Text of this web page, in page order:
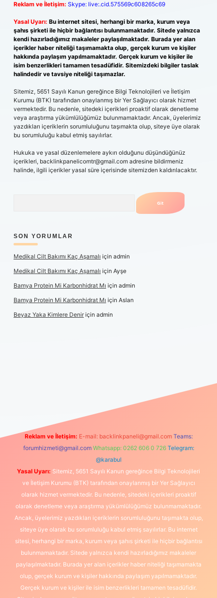
Reklam ve İletişim: Skype: live:.cid.575569c608265c69
Yasal Uyarı: Bu internet sitesi, herhangi bir marka, kurum veya
şahıs şirketi ile hiçbir bağlantısı bulunmamaktadır. Sitede yalnızca
kendi hazırladığımız makaleler paylaşılmaktadır. Burada yer alan
içerikler haber niteliği taşımamakta olup, gerçek kurum ve kişiler
hakkında paylaşım yapılmamaktadır. Gerçek kurum ve kişiler ile
isim benzerlikleri tamamen tesadüfidir. Sitemizdeki bilgiler taslak
halindedir ve tavsiye niteliği taşımazlar.
Sitemiz, 5651 Sayılı Kanun gereğince Bilgi Teknolojileri ve İletişim
Kurumu (BTK) tarafından onaylanmış bir Yer Sağlayıcı olarak hizmet
vermektedir. Bu nedenle, sitedeki içerikleri proaktif olarak denetleme
veya araştırma yükümlülüğümüz bulunmamaktadır. Ancak, üyelerimiz
yazdıkları içeriklerin sorumluluğunu taşımakta olup, siteye üye olarak
bu sorumluluğu kabul etmiş sayılırlar.
Hukuka ve yasal düzenlemelere aykırı olduğunu düşündüğünüz
içerikleri, backlinkpanelicomtr@gmail.com adresine bildirmeniz
halinde, ilgili içerikler yasal süre içerisinde sitemizden kaldırılacaktır.
SON YORUMLAR
Medikal Cilt Bakımı Kaç Aşamalı için admin
Medikal Cilt Bakımı Kaç Aşamalı için Ayşe
Bamya Protein Mi Karbonhidrat Mı için admin
Bamya Protein Mi Karbonhidrat Mı için Aslan
Beyaz Yaka Kimlere Deniriçin admin
Reklam ve İletişim: E-mail: backlinkpaneli@gmail.com Teams:
forumhizmeti@gmail.com Whatsapp: 0262 606 0 726 Telegram:
@karabul
Yasal Uyarı: Sitemiz, 5651 Sayılı Kanun gereğince Bilgi Teknolojileri
ve İletişim Kurumu (BTK) tarafından onaylanmış bir Yer Sağlayıcı
olarak hizmet vermektedir. Bu nedenle, sitedeki içerikleri proaktif
olarak denetleme veya araştırma yükümlülüğümüz bulunmamaktadır.
Ancak, üyelerimiz yazdıkları içeriklerin sorumluluğunu taşımakta olup,
siteye üye olarak bu sorumluluğu kabul etmiş sayılırlar. Bu internet
sitesi, herhangi bir marka, kurum veya şahıs şirketi ile hiçbir bağlantısı
bulunmamaktadır. Sitede yalnızca kendi hazırladığımız makaleler
paylaşılmaktadır. Burada yer alan içerikler haber niteliği taşımamakta
olup, gerçek kurum ve kişiler hakkında paylaşım yapılmamaktadır.
Gerçek kurum ve kişiler ile isim benzerlikleri tamamen tesadüfidir.